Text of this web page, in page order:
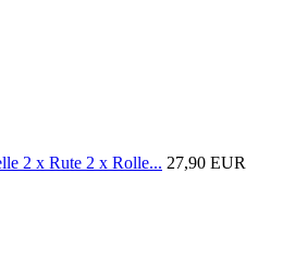
2 x Rute 2 x Rolle... 27,90 EUR